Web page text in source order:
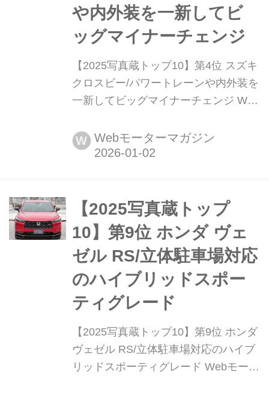
や内外装を一新してビ
ッグマイナーチェンジ
【2025写真蔵トップ10】第4位 スズキ
クロスビー/パワートレーンや内外装を
一新してビッグマイナーチェンジ Web
シャル企画、2025年1月1日〜12月21
日に紹介した「写真蔵」から人気の高
ッグマイナーチェンジされたスズキの
コンパクト クロスオーバーSUV「クロ
スビー(X BEE)...
W Webモーターマガジン
【2025写真蔵トップ
10】第9位 ホンダ ヴェ
ゼル RS/立体駐車場対応
のハイブリッドスポー
ティグレード
【2025写真蔵トップ10】第9位 ホンダ
ヴェゼル RS/立体駐車場対応のハイブ
リッドスポーティグレード Webモータ